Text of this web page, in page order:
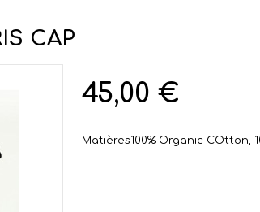
CAP
45,00 €
Matières100% Organic COtton,